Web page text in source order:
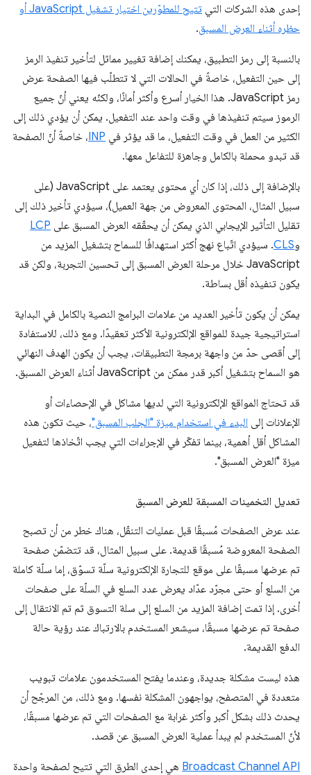
إحدى هذه الشركات التي
تتيح للمطوّرين اختيار تشغيل JavaScript أو
حظره أثناء العرض المسبق.
بالنسبة إلى رمز التطبيق، يمكنك إضافة تغيير مماثل لتأخير تنفيذ الرمز
إلى حين التفعيل، خاصةً في الحالات التي لا تتطلّب فيها الصفحة عرض
رمز JavaScript. هذا الخيار أسرع وأكثر أمانًا، ولكنّه يعني أنّ جميع
الرموز سيتم تنفيذها في وقت واحد عند التفعيل. يمكن أن يؤدي ذلك إلى
الكثير من العمل في وقت التفعيل، ما قد يؤثر في INP، خاصةً أنّ الصفحة
قد تبدو محملة بالكامل وجاهزة للتفاعل معها.
بالإضافة إلى ذلك، إذا كان أي محتوى يعتمد على JavaScript (على
سبيل المثال، المحتوى المعروض من جهة العميل)، سيؤدي تأخير ذلك إلى
تقليل التأثير الإيجابي الذي يمكن أن يحقّقه العرض المسبق على LCP
وCLS. سيؤدي اتّباع نهج أكثر استهدافًا للسماح بتشغيل المزيد من
JavaScript خلال مرحلة العرض المسبق إلى تحسين التجربة، ولكن قد
يكون تنفيذه أقل بساطة.
يمكن أن يكون تأخير العديد من علامات البرامج النصية بالكامل في البداية
استراتيجية جيدة للمواقع الإلكترونية الأكثر تعقيدًا. ومع ذلك، للاستفادة
إلى أقصى حدّ من واجهة برمجة التطبيقات، يجب أن يكون الهدف النهائي
هو السماح بتشغيل أكبر قدر ممكن من JavaScript أثناء العرض المسبق.
قد تحتاج المواقع الإلكترونية التي لديها مشاكل في الإحصاءات أو
الإعلانات إلى البدء في استخدام ميزة "الجلب المسبق"، حيث تكون هذه
المشاكل أقل أهمية، بينما تفكّر في الإجراءات التي يجب اتّخاذها لتفعيل
ميزة "العرض المسبق".
تعديل التخمينات المسبقة للعرض المسبق
عند عرض الصفحات مُسبقًا قبل عمليات التنقّل، هناك خطر من أن تصبح
الصفحة المعروضة مُسبقًا قديمة. على سبيل المثال، قد تتضمّن صفحة
تم عرضها مسبقًا على موقع للتجارة الإلكترونية سلّة تسوّق، إما سلّة كاملة
من السلع أو حتى مجرّد عدّاد يعرض عدد السلع في السلّة على صفحات
أخرى. إذا تمت إضافة المزيد من السلع إلى سلة التسوق ثم تم الانتقال إلى
صفحة تم عرضها مسبقًا، سيشعر المستخدم بالارتباك عند رؤية حالة
الدفع القديمة.
هذه ليست مشكلة جديدة، وعندما يفتح المستخدمون علامات تبويب
متعددة في المتصفح، يواجهون المشكلة نفسها. ومع ذلك، من المرجّح أن
يحدث ذلك بشكل أكبر وأكثر غرابة مع الصفحات التي تم عرضها مسبقًا،
لأنّ المستخدم لم يبدأ عملية العرض المسبق عن قصد.
Broadcast Channel API هي إحدى الطرق التي تتيح لصفحة واحدة